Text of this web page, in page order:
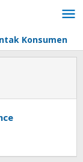
Konsumen